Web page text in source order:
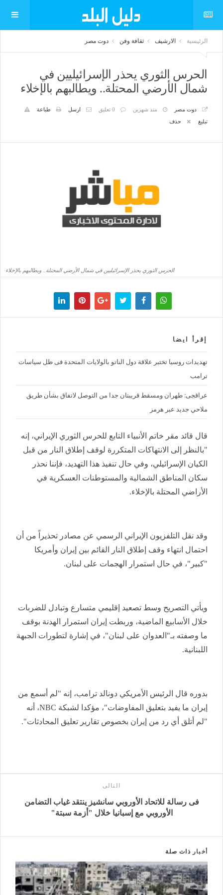
الرئيسية الارشيف ثقافة وفن دوت مصر
الحرس الثوري يحذر الإسرائيليين في
شمال الأرضي المحتلة.. ويطالبهم بالإخلاء
دوت مصر منذ شهرين 0 تعليق ارسل
طباعة
تبليغ
حذف
الحرس الثوري يحذر الإسرائيليين في شمال الأرضي المحتلة.. ويطالبهم بالإخلاء
إقرأ ايضا
تهديدات روسيا تختبر علاقة دول الناتو بالولايات المتحدة فى ظل سياسات
ترامب
عراقجى: طهران ومسقط قريبتان جدا من التوصل لاتفاق بشأن طريق
ملاحي جديد عبر هرمز
قال قائد مقر خاتم الأنبياء التابع للحرس الثوري الإيراني، إنه
"بالنظر إلى الانتهاكات المتكررة لوقف إطلاق النار من قبل
الكيان الإسرائيلي، وفي حال تنفيذ هذا التهديد، فإننا نحذر
سكان المناطق الشمالية والمستوطنات العسكرية في
الأراضي المحتلة بالإخلاء.
وقد نقل التلفزيون الإيراني الرسمي عن مصادر تحذيراً من أن
احتمال انتهاء وقف إطلاق النار القائم بين إيران وأمريكا
"كبير"، في حال استمرار الهجمات على لبنان.
ويأتي التصريح وسط تصعيد إقليمي متسارع وتبادل للضربات
خلال الأسابيع الماضية، ️وربطت إيران استمرار الهدنة بوقف
ما وصفته بـ"العدوان على لبنان"، في إشارة لتطورات الجبهة
اللبنانية.
بدوره قال الرئيس الأمريكي دونالد ترامب، إنه "لم أسمع من
إيران ما يفيد بتعليق المفاوضات"، مؤكدا لشبكة NBC، أنه
"لم أتلق أي رد من إيران بخصوص تقارير تعليق المحادثات".
التالى
فى رسالة للاتحاد الأوروبي سانشيز ينتقد غياب التضامن
الأوروبي مع إسبانيا خلال "أزمة سبتة"
أخبار ذات صلة